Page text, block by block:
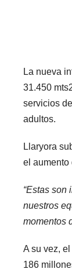
La nueva
31.450
servicios
adultos.
Llaryora
el aumento
“Estas son
nuestros
momentos
A su vez,
186